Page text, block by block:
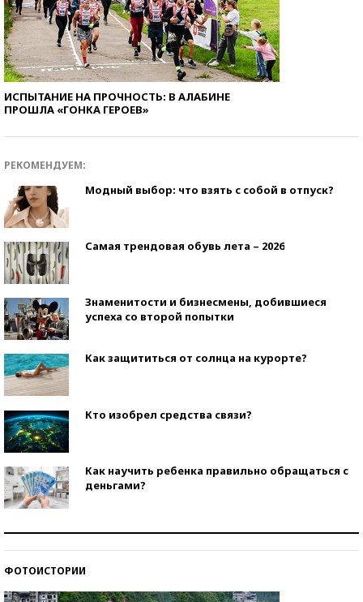
ИСПЫТАНИЕ НА ПРОЧНОСТЬ: В АЛАБИНЕ
ПРОШЛА «ГОНКА ГЕРОЕВ»
РЕКОМЕНДУЕМ:
Модный выбор: что взять с собой в отпуск?
Самая трендовая обувь лета – 2026
Знаменитости и бизнесмены, добившиеся
успеха со второй попытки
Как защититься от солнца на курорте?
Кто изобрел средства связи?
Как научить ребенка правильно обращаться с
деньгами?
ФОТОИСТОРИИ